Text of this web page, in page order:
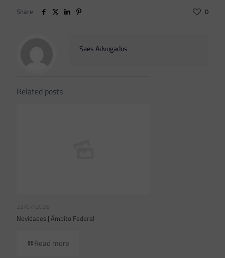
Share 0
Saes Advogados
Related posts
23/07/2026
Novidades | Âmbito Federal
Read more